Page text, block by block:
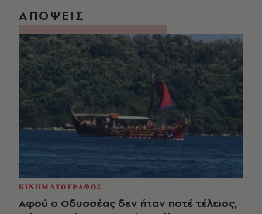
ΑΠΟΨΕΙΣ
ΚΙΝΗΜΑΤΟΓΡΑΦΟΣ
Αφού ο Οδυσσέας δεν ήταν ποτέ τέλειος,